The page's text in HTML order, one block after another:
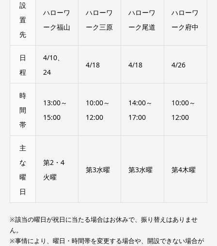
設
置
先
ハローワ
ーク福山
ハローワ
ーク三原
ハローワ
ーク尾道
ハローワ
ーク府中
日
程
4/10、
24
4/18 4/18 4/26
時
間
帯
13:00～
15:00
10:00～
12:00
14:00～
17:00
10:00～
12:00
主
な
曜
日
第2・4
火曜
第3水曜 第3水曜 第4木曜
※該当の曜日が祝日に当たる場合はお休みで、振り替えはありませ
ん。
※事情により、曜日・時間帯を変更する場合や、開設できない場合が